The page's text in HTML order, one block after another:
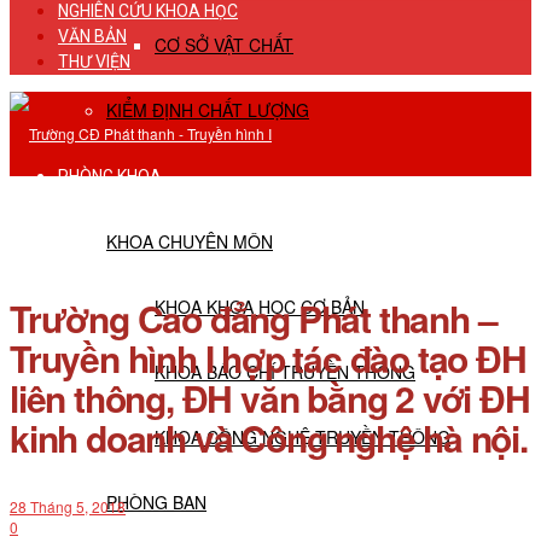
CƠ SỞ VẬT CHẤT
KIỂM ĐỊNH CHẤT LƯỢNG
PHÒNG KHOA
KHOA CHUYÊN MÔN
KHOA KHOA HỌC CƠ BẢN
KHOA BÁO CHÍ TRUYỀN THÔNG
KHOA CÔNG NGHỆ TRUYỀN THÔNG
PHÒNG BAN
NGHIÊN CỨU KHOA HỌC
VĂN BẢN
THƯ VIỆN
Trường Cao đẳng Phát thanh –
Truyền hình I hợp tác đào tạo ĐH
liên thông, ĐH văn bằng 2 với ĐH
kinh doanh và Công nghệ hà nội.
28 Tháng 5, 2018
0